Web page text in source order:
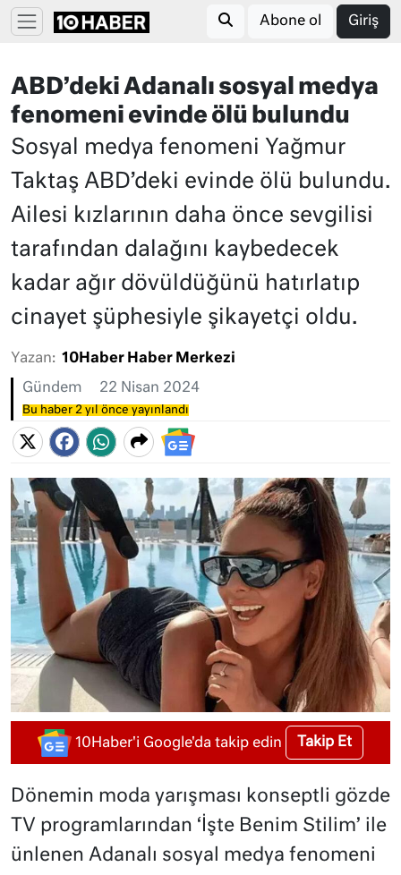
Abone ol Giriş
ABD’deki Adanalı sosyal medya
fenomeni evinde ölü bulundu
Sosyal medya fenomeni Yağmur
Taktaş ABD’deki evinde ölü bulundu.
Ailesi kızlarının daha önce sevgilisi
tarafından dalağını kaybedecek
kadar ağır dövüldüğünü hatırlatıp
cinayet şüphesiyle şikayetçi oldu.
Yazan: 10Haber Haber Merkezi
Gündem 22 Nisan 2024
Bu haber 2 yıl önce yayınlandı
10Haber'i Google'da takip edin Takip Et
Dönemin moda yarışması konseptli gözde
TV programlarından ‘İşte Benim Stilim’ ile
ünlenen Adanalı sosyal medya fenomeni